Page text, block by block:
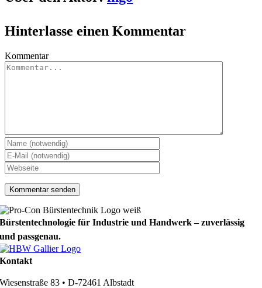
Hinterlasse einen Kommentar
Kommentar
Bürstentechnologie für Industrie und Handwerk – zuverlässig
und passgenau.
Kontakt
Wiesenstraße 83 • D-72461 Albstadt